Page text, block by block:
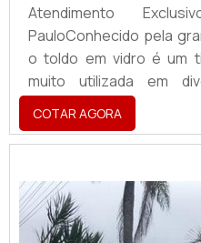
Atendimento
PauloConhecido pela
o toldo em vidro é um
muito utilizada em
estabelecimentos e
pessoas e objetos contra
do sol e de outros
estão abrigados
PRODUTO
COTAR AGORA